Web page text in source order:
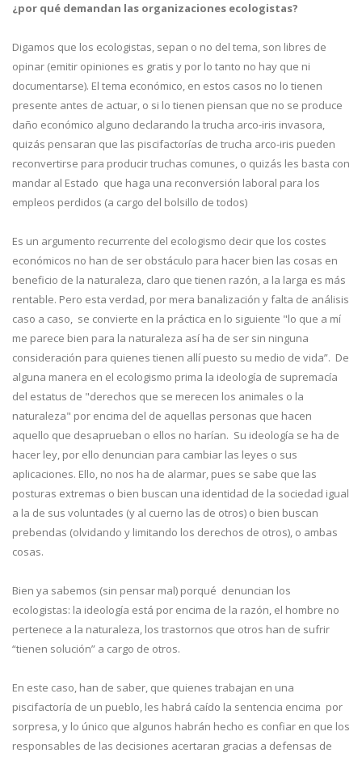
¿por qué demandan las organizaciones ecologistas?
Digamos que los ecologistas, sepan o no del tema, son libres de
opinar (emitir opiniones es gratis y por lo tanto no hay que ni
documentarse). El tema económico, en estos casos no lo tienen
presente antes de actuar, o si lo tienen piensan que no se produce
daño económico alguno declarando la trucha arco-iris invasora,
quizás pensaran que las piscifactorías de trucha arco-iris pueden
reconvertirse para producir truchas comunes, o quizás les basta con
mandar al Estado que haga una reconversión laboral para los
empleos perdidos (a cargo del bolsillo de todos)
Es un argumento recurrente del ecologismo decir que los costes
económicos no han de ser obstáculo para hacer bien las cosas en
beneficio de la naturaleza, claro que tienen razón, a la larga es más
rentable. Pero esta verdad, por mera banalización y falta de análisis
caso a caso, se convierte en la práctica en lo siguiente "lo que a mí
me parece bien para la naturaleza así ha de ser sin ninguna
consideración para quienes tienen allí puesto su medio de vida”. De
alguna manera en el ecologismo prima la ideología de supremacía
del estatus de "derechos que se merecen los animales o la
naturaleza" por encima del de aquellas personas que hacen
aquello que desaprueban o ellos no harían. Su ideología se ha de
hacer ley, por ello denuncian para cambiar las leyes o sus
aplicaciones. Ello, no nos ha de alarmar, pues se sabe que las
posturas extremas o bien buscan una identidad de la sociedad igual
a la de sus voluntades (y al cuerno las de otros) o bien buscan
prebendas (olvidando y limitando los derechos de otros), o ambas
cosas.
Bien ya sabemos (sin pensar mal) porqué denuncian los
ecologistas: la ideología está por encima de la razón, el hombre no
pertenece a la naturaleza, los trastornos que otros han de sufrir
“tienen solución” a cargo de otros.
En este caso, han de saber, que quienes trabajan en una
piscifactoría de un pueblo, les habrá caído la sentencia encima por
sorpresa, y lo único que algunos habrán hecho es confiar en que los
responsables de las decisiones acertaran gracias a defensas de